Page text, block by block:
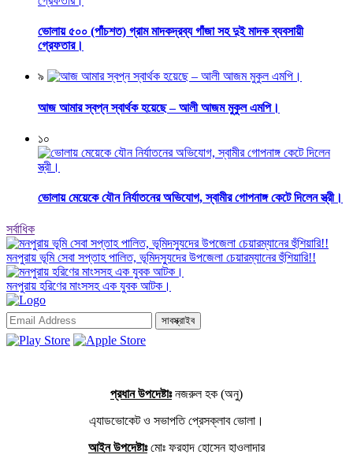
ভোলায় ৫০০ (পাঁচশত) গ্রাম মাদকদ্রব্য গাঁজা সহ দুই মাদক ব্যবসায়ী
গ্রেফতার।
৯
আজ আমার স্বপ্ন স্বার্থক হয়েছে – আলী আজম মুকুল এমপি।
১০
ভোলায় মেয়েকে যৌন নির্যাতনের অভিযোগ, স্বামীর গোপনাঙ্গ কেটে দিলেন স্ত্রী।
সর্বাধিক
মনপুরায় ভূমি সেবা সপ্তাহ পালিত, ভূমিদস্যুদের উপজেলা চেয়ারম্যানের হুঁশিয়ারি!!
মনপুরায় হরিণের মাংসসহ এক যুবক আটক।
সাবস্ক্রাইব
প্রধান উপদেষ্টাঃনজরুল হক (অনু)
এ্যাডভোকেট ও সভাপতি প্রেসক্লাব ভোলা।
আইন উপদেষ্টাঃমোঃ ফরহাদ হোসেন হাওলাদার